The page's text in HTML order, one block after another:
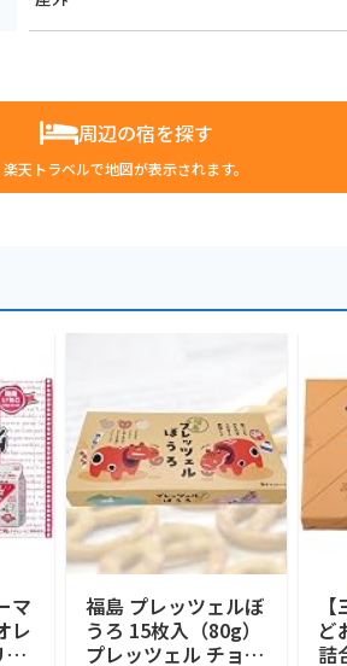
周辺の宿を探す
楽天トラベルで地図が表示されます。
マ
レ
ー
福島 プレッツェルぼ
うろ 15枚入（80g）
プレッツェル チョコ
ど
詰